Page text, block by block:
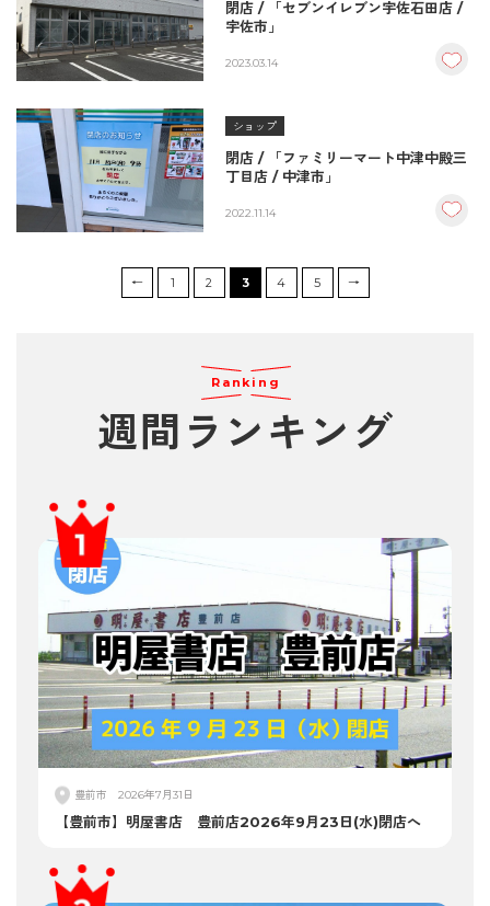
閉店 / 「セブンイレブン宇佐石田店 /
宇佐市」
2023.03.14
ショップ
閉店 / 「ファミリーマート中津中殿三
丁目店 / 中津市」
2022.11.14
← 1 2 3 4 5 →
Ranking
週間ランキング
豊前市 2026年7月31日
【豊前市】明屋書店 豊前店2026年9月23日(水)閉店へ